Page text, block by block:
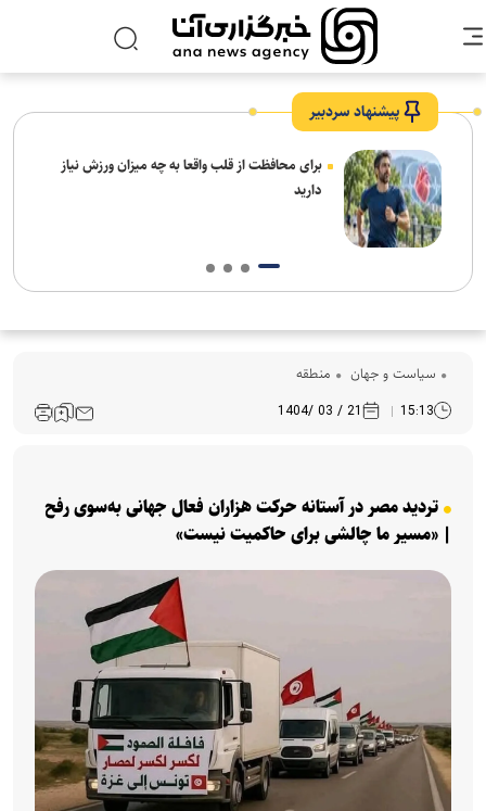
پیشنهاد سردبیر
برای محافظت از قلب واقعا به چه میزان ورزش نیاز
دارید
سیاست و جهان منطقه
15:13
21 / 03 /1404
تردید مصر در آستانه حرکت هزاران فعال جهانی به‌سوی رفح
| «مسیر ما چالشی برای حاکمیت نیست»